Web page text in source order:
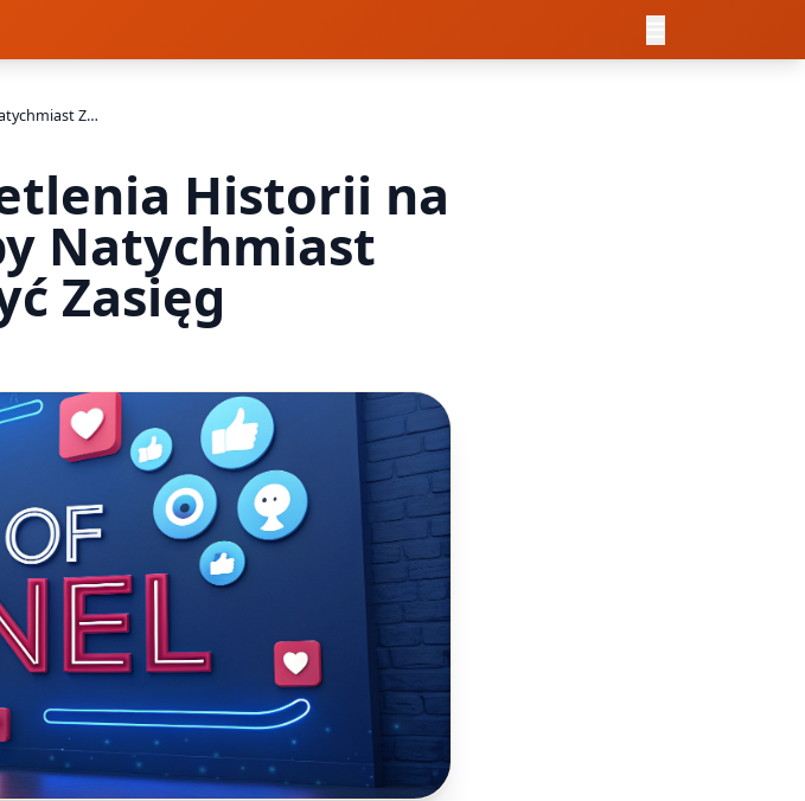
Darmowe Wyświetlenia Historii na Facebooku, aby Natychmiast Zwiększyć Zasięg
Historii na
Natychmiast
Zasięg